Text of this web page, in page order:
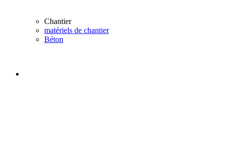
Chantier
matériels de chantier
Béton